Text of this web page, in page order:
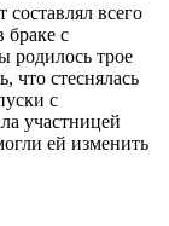
составлял всего
браке с
родилось трое
что стеснялась
с
участницей
ей изменить